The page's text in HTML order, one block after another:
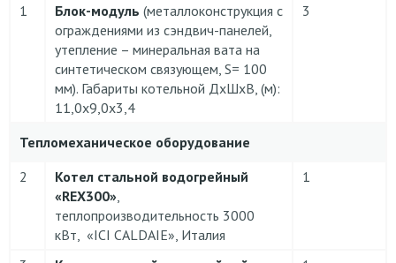
1 Блок-модуль (металлоконструкция с
ограждениями из сэндвич-панелей,
утепление – минеральная вата на
синтетическом связующем, S= 100
мм). Габариты котельной ДхШхВ, (м):
11,0х9,0х3,4
3
Тепломеханическое оборудование
2
Котел стальной водогрейный
«REX300»
теплопроизводительность 3000
кВт, «ICI CALDAIE», Италия
1